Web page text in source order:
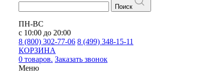
Поиск
ПН-ВС
с 10:00 до 20:00
8 (800) 302-77-06 8 (499) 348-15-11
КОРЗИНА
0 товаров. Заказать звонок
Меню